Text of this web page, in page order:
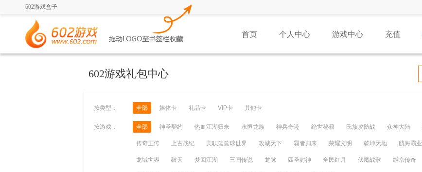
602游戏盒子
首页 个人中心 游戏中心 充值
602游戏礼包中心
按类型： 全部 媒体卡 礼品卡 VIP卡 其他卡
按游戏： 全部 神圣契约 热血江湖归来 永恒龙族 神兵奇迹 绝世秘籍 氏族攻防战 众神大陆
传奇正传 上古战纪 美职篮篮球世界 攻城天下 霸者归来 荣耀文明 乾坤天地 航海霸业
龙域世界 破天 梦回江湖 三国传说 龙脉 四圣封神 全民红月 伏魔战歌 维京传奇